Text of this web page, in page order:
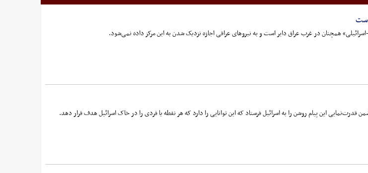
اسرائیلی» همچنان در غرب عراق دایر است و به نیروهای عراقی اجازه نزدیک شدن به این مرکز داده نمی‌شود.
قدرت‌نمایی این پیام روشن را به اسرائیل فرستاد که این توانایی را دارد که هر نقطه یا فردی را در خاک اسرائیل هدف قرار دهد.